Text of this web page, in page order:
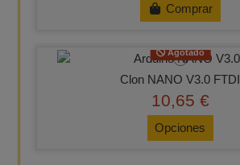
Comprar
Agotado
Clon NANO V3.0 FTDI
10,65 €
Opciones